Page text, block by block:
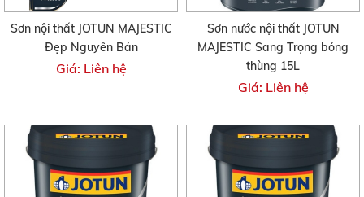
Sơn nội thất JOTUN MAJESTIC
Đẹp Nguyên Bản
Giá: Liên hệ
Sơn nước nội thất JOTUN
MAJESTIC Sang Trọng bóng
thùng 15L
Giá: Liên hệ